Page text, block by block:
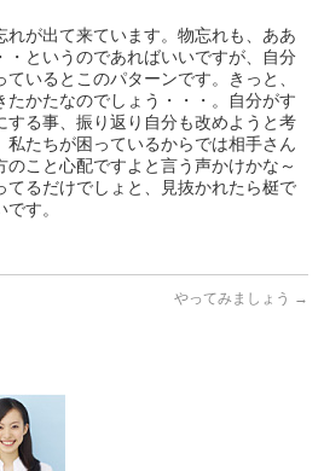
れが出て来ています。物忘れも、ああ
・というのであればいいですが、自分
いるとこのパターンです。きっと、
たかたなのでしょう・・・。自分がす
する事、振り返り自分も改めようと考
私たちが困っているからでは相手さん
こと心配ですよと言う声かけかな～
てるだけでしょと、見抜かれたら梃で
す。
やってみましょう →